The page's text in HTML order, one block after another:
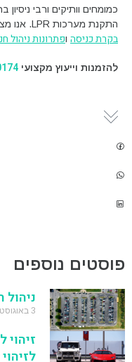
פוסטים נוספים
ניהול
3 באוגוסט 2026
זיהוי
כמומחים וותיקים ורבי
התקנת מערכות LPR. אנו מציעים גם מצלמות אבטחה שונות,
בקרת כניסה ופתרונות ניהול
להזמנות וייעוץ מקצועי